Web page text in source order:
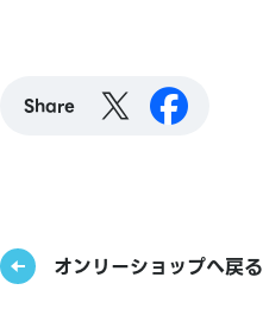
Share
オンリーショップへ戻る